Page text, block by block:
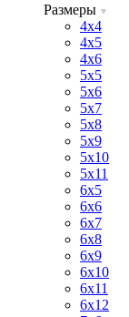
Размеры
4х4
4х5
4х6
5х5
5х6
5х7
5х8
5х9
5х10
5х11
6х5
6х6
6х7
6х8
6х9
6х10
6х11
6х12